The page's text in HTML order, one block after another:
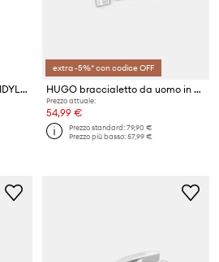
Swarovski ciondolo zirconia IDYLLIA
extra -5%* con codice OFF
HUGO braccialetto da uomo in acciaio inox con smalto E-VALENTINCHARMS-BRA
Prezzo attuale:
54,99 €
Prezzo standard:79,90 €
Prezzo più basso:57,99 €